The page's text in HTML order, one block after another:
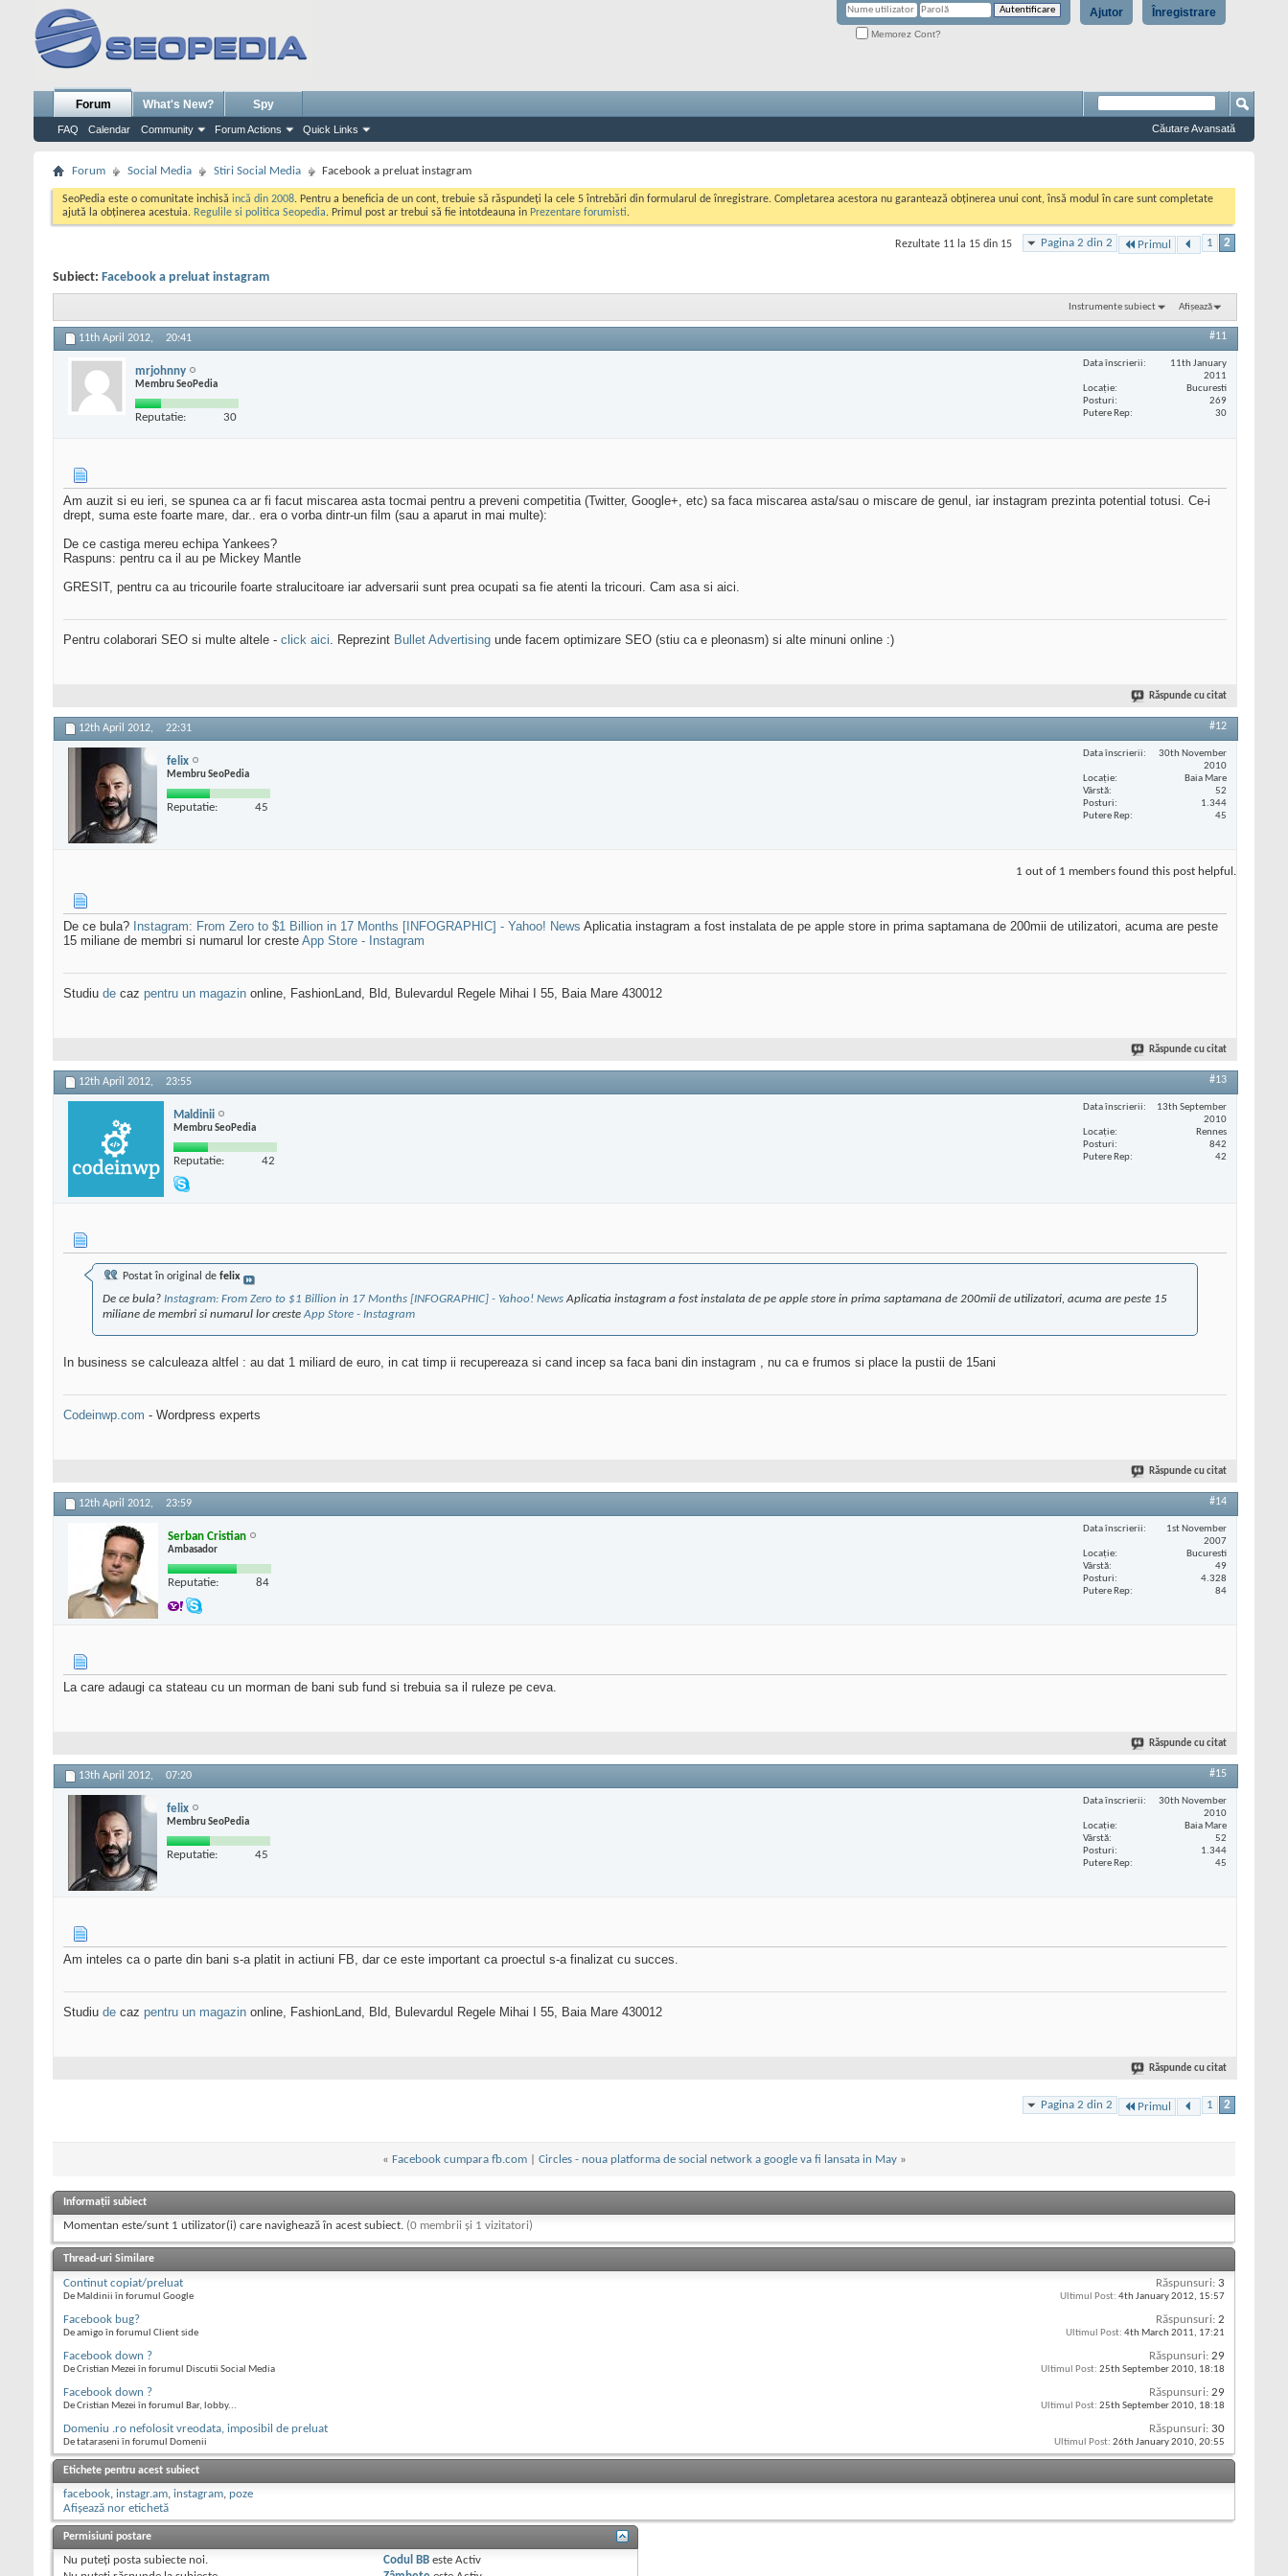
Înregistrare
Ajutor
Memorez Cont?
Forum
FAQ Calendar Community Forum Actions Quick Links
What's New? Spy
Căutare Avansată
Forum Social Media Stiri Social Media Facebook a preluat instagram
SeoPedia este o comunitate inchisă incă din 2008. Pentru a beneficia de un cont, trebuie să răspundeți la cele 5 întrebări din formularul de înregistrare. Completarea acestora nu garantează obținerea unui cont, însă modul în care sunt completate
ajută la obținerea acestuia. Regulile si politica Seopedia. Primul post ar trebui să fie intotdeauna in Prezentare forumisti.
Pagina 2 din 2 Primul 1 2
Rezultate 11 la 15 din 15
Subiect: Facebook a preluat instagram
Instrumente subiect Afișează
11th April 2012, 20:41 #11
mrjohnny
Membru SeoPedia
Reputatie: 30
Data înscrierii
11th January
2011
Locaţie
Bucuresti
Posturi
269
Putere Rep
30
Am auzit si eu ieri, se spunea ca ar fi facut miscarea asta tocmai pentru a preveni competitia (Twitter, Google+, etc) sa faca miscarea asta/sau o miscare de genul, iar instagram prezinta potential totusi. Ce-i
drept, suma este foarte mare, dar.. era o vorba dintr-un film (sau a aparut in mai multe):
De ce castiga mereu echipa Yankees?
Raspuns: pentru ca il au pe Mickey Mantle
GRESIT, pentru ca au tricourile foarte stralucitoare iar adversarii sunt prea ocupati sa fie atenti la tricouri. Cam asa si aici.
Pentru colaborari SEO si multe altele - click aici. Reprezint Bullet Advertising unde facem optimizare SEO (stiu ca e pleonasm) si alte minuni online :)
Răspunde cu citat
12th April 2012, 22:31 #12
felix
Membru SeoPedia
Reputatie: 45
Data înscrierii
30th November
2010
Locaţie
Baia Mare
Vârstă
52
Posturi
1.344
Putere Rep
45
1 out of 1 members found this post helpful.
De ce bula? Instagram: From Zero to $1 Billion in 17 Months [INFOGRAPHIC] - Yahoo! News Aplicatia instagram a fost instalata de pe apple store in prima saptamana de 200mii de utilizatori, acuma are peste
15 miliane de membri si numarul lor creste App Store - Instagram
Studiu de caz pentru un magazin online, FashionLand, Bld, Bulevardul Regele Mihai I 55, Baia Mare 430012
Răspunde cu citat
12th April 2012, 23:55 #13
Maldinii
Membru SeoPedia
Reputatie: 42
Data înscrierii
13th September
2010
Locaţie
Rennes
Posturi
842
Putere Rep
42
Postat în original de felix
De ce bula? Instagram: From Zero to $1 Billion in 17 Months [INFOGRAPHIC] - Yahoo! NewsAplicatia instagram a fost instalata de pe apple store in prima saptamana de 200mii de utilizatori, acuma are peste 15
miliane de membri si numarul lor cresteApp Store - Instagram
In business se calculeaza altfel : au dat 1 miliard de euro, in cat timp ii recupereaza si cand incep sa faca bani din instagram , nu ca e frumos si place la pustii de 15ani
Codeinwp.com - Wordpress experts
Răspunde cu citat
12th April 2012, 23:59 #14
Serban Cristian
Ambasador
Reputatie: 84
Data înscrierii
1st November
2007
Locaţie
Bucuresti
Vârstă
49
Posturi
4.328
Putere Rep
84
La care adaugi ca stateau cu un morman de bani sub fund si trebuia sa il ruleze pe ceva.
Răspunde cu citat
13th April 2012, 07:20 #15
felix
Membru SeoPedia
Reputatie: 45
Data înscrierii
30th November
2010
Locaţie
Baia Mare
Vârstă
52
Posturi
1.344
Putere Rep
45
Am inteles ca o parte din bani s-a platit in actiuni FB, dar ce este important ca proectul s-a finalizat cu succes.
Studiu de caz pentru un magazin online, FashionLand, Bld, Bulevardul Regele Mihai I 55, Baia Mare 430012
Răspunde cu citat
Pagina 2 din 2 Primul 1 2
« Facebook cumpara fb.com| Circles - noua platforma de social network a google va fi lansata in May »
Informații subiect
Momentan este/sunt 1 utilizator(i) care navighează în acest subiect. (0 membrii și 1 vizitatori)
Thread-uri Similare
Continut copiat/preluat
De Maldinii în forumul Google
Răspunsuri: 3
Ultimul Post: 4th January 2012, 15:57
Facebook bug?
De amigo în forumul Client side
Răspunsuri: 2
Ultimul Post: 4th March 2011, 17:21
Facebook down ?
De Cristian Mezei în forumul Discutii Social Media
Răspunsuri: 29
Ultimul Post: 25th September 2010, 18:18
Facebook down ?
De Cristian Mezei în forumul Bar, lobby...
Răspunsuri: 29
Ultimul Post: 25th September 2010, 18:18
Domeniu .ro nefolosit vreodata, imposibil de preluat
De tataraseni în forumul Domenii
Răspunsuri: 30
Ultimul Post: 26th January 2010, 20:55
Etichete pentru acest subiect
facebook, instagr.am, instagram, poze
Afișează nor etichetă
Permisiuni postare
Nu puteţi posta subiecte noi.
Codul BB esteActiv